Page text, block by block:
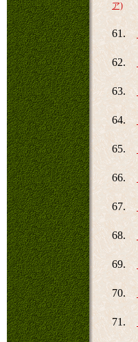
ア)
61.
62.
63.
64.
65.
66.
67.
68.
69.
70.
71.